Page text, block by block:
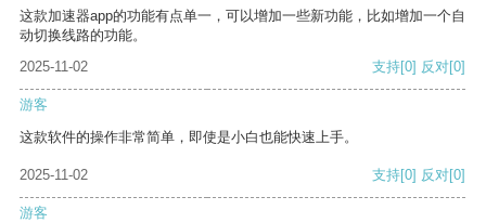
这款加速器app的功能有点单一，可以增加一些新功能，比如增加一个自
动切换线路的功能。
2025-11-02
支持[0] 反对[0]
游客
这款软件的操作非常简单，即使是小白也能快速上手。
2025-11-02 支持[0] 反对[0]
游客